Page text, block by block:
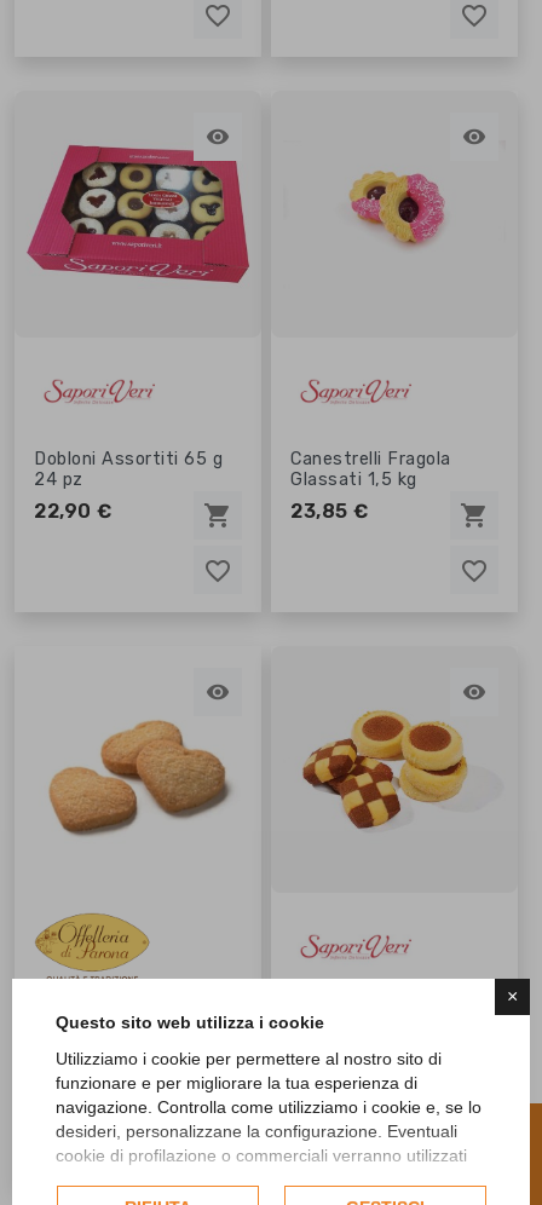
×
Questo sito web utilizza i cookie
Utilizziamo i cookie per permettere al nostro sito di
funzionare e per migliorare la tua esperienza di
navigazione. Controlla come utilizziamo i cookie e, se lo
desideri, personalizzane la configurazione. Eventuali
cookie di profilazione o commerciali verranno utilizzati
favorite_border
favorite_border favorite_border
favorite_border

favorite_border
favorite_border
Dobloni Assortiti 65 g
24 pz
22,90 € shopping_cart

favorite_border
favorite_border
Canestrelli Fragola
Glassati 1,5 kg
23,85 € shopping_cart

favorite_border
favorite_border
CUORI DI FROLLA AL
BURRO DA 1,5 KG
120PZ CIRCA (80409)
29,07 € shopping_cart

favorite_border
favorite_border
Damine e Pedine
Biscotti da Tè 1,5 kg
21,84 €